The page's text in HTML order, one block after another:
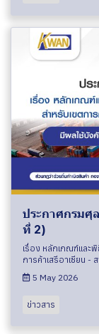
ประกาศกรมศุ
ที่ 2)
เรื่อง หลักเกณฑ์และ
การค้าเสรีอาเซียน -
5 May 2026
ข่าวสาร